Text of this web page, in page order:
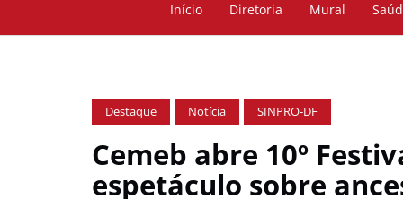
Início Diretoria Mural
Destaque Notícia SINPRO-DF
Cemeb abre 10º
espetáculo sobre